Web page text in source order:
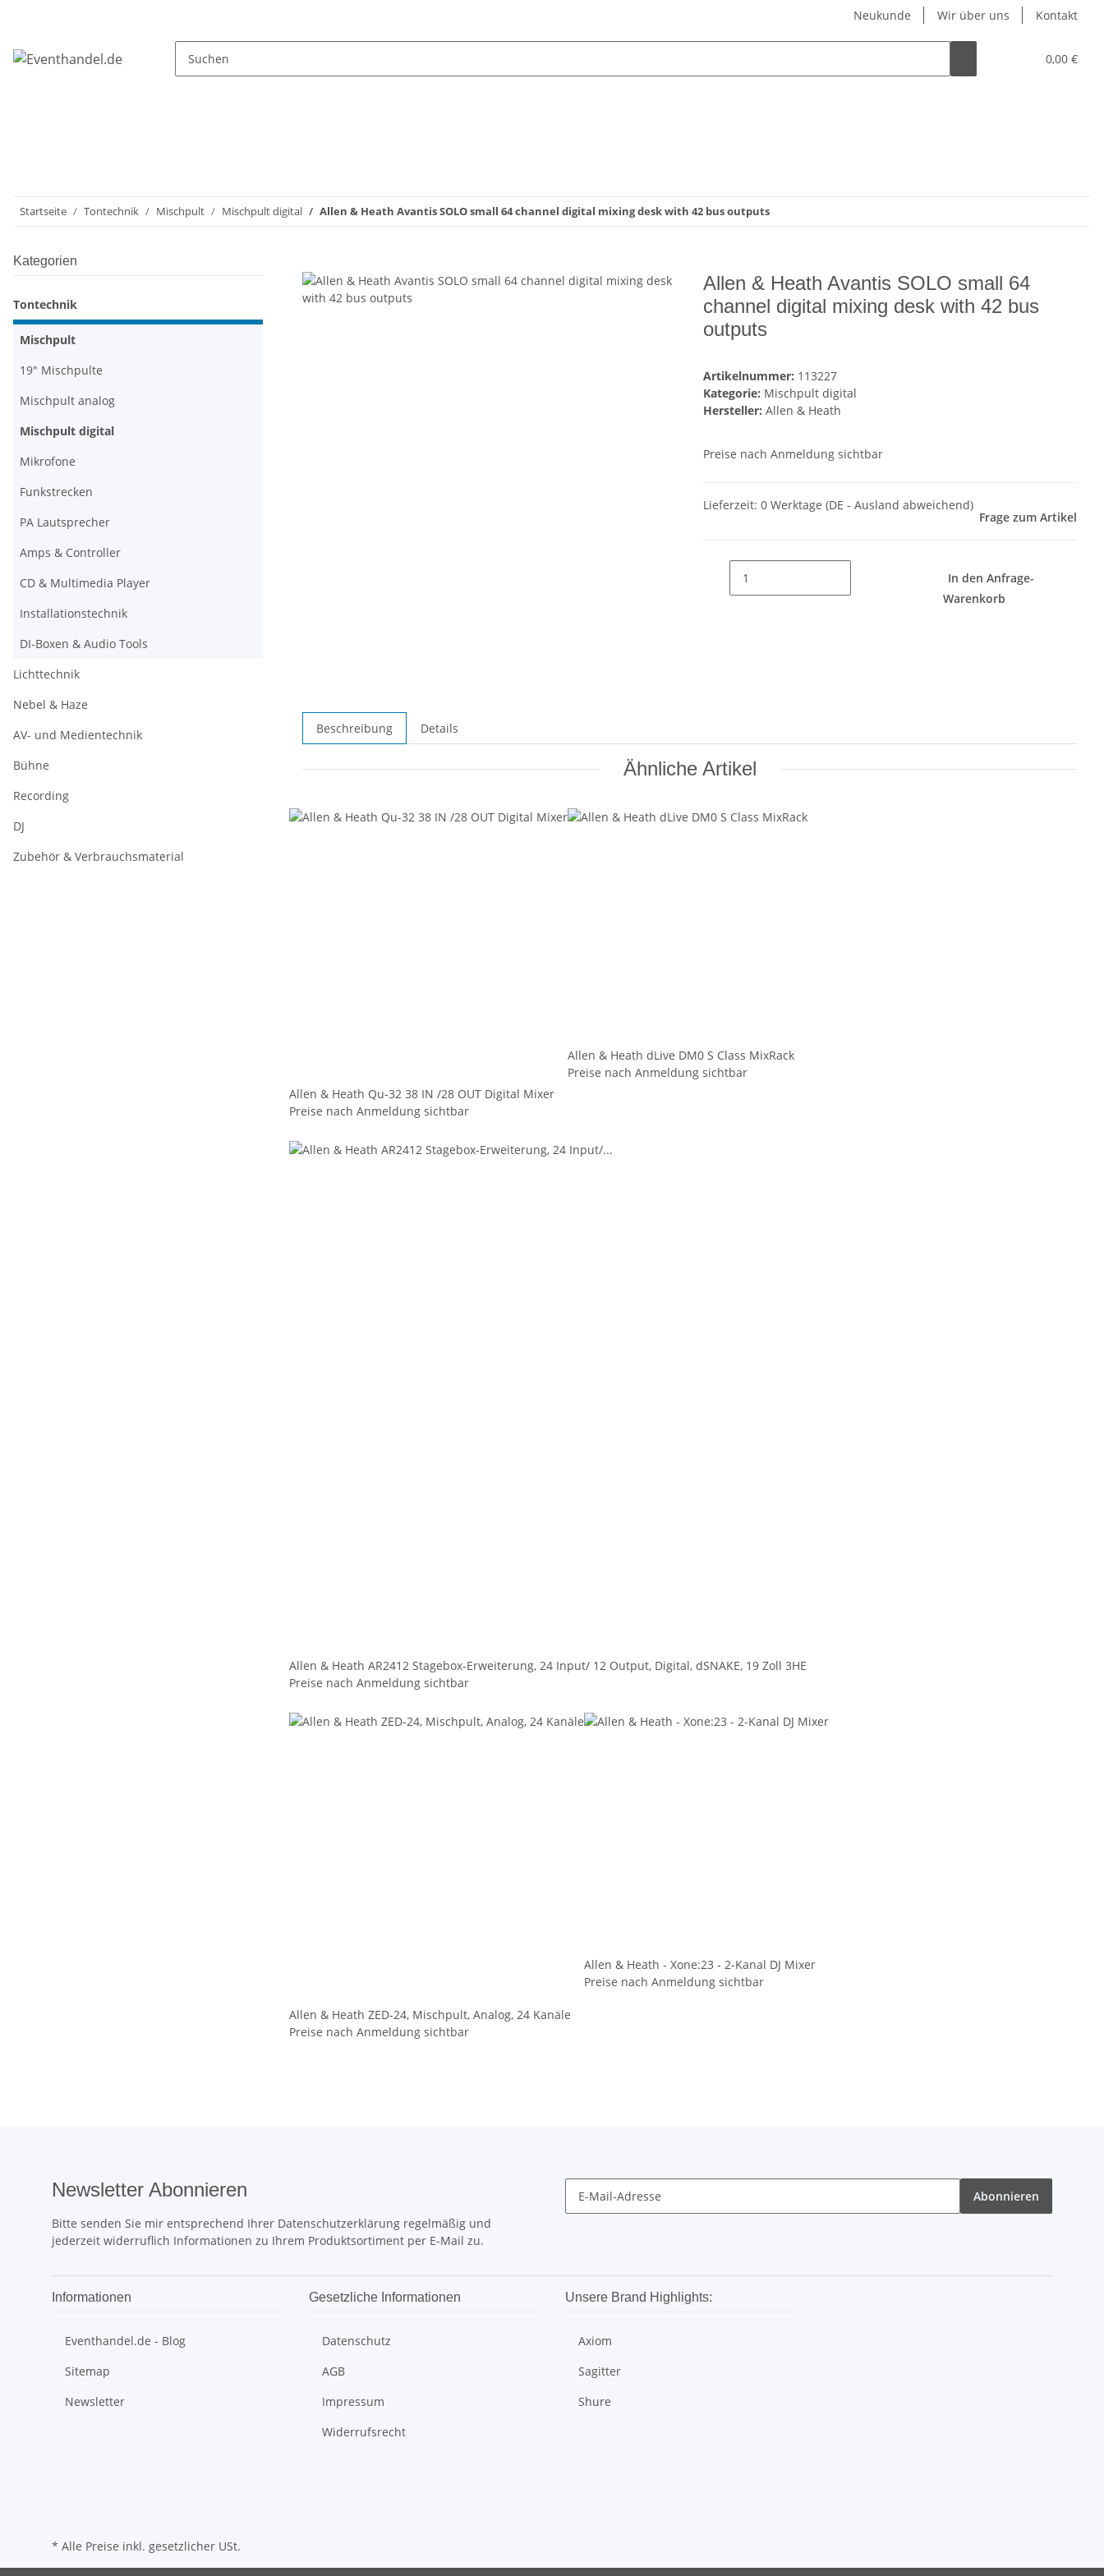
Neukunde Wir über uns Kontakt
0,00 €
Startseite Tontechnik Mischpult Mischpult digital Allen & Heath Avantis SOLO small 64 channel digital mixing desk with 42 bus outputs
Allen & Heath Avantis SOLO small 64
channel digital mixing desk with 42 bus
outputs
Artikelnummer: 113227
Kategorie: Mischpult digital
Hersteller: Allen & Heath
Preise nach Anmeldung sichtbar
Lieferzeit: 0 Werktage (DE - Ausland abweichend)
Frage zum Artikel
In den Anfrage-
Warenkorb
Beschreibung Details
Ähnliche Artikel
Allen & Heath Qu-32 38 IN /28 OUT Digital Mixer
Preise nach Anmeldung sichtbar
Allen & Heath dLive DM0 S Class MixRack
Preise nach Anmeldung sichtbar
Allen & Heath AR2412 Stagebox-Erweiterung, 24 Input/ 12 Output, Digital, dSNAKE, 19 Zoll 3HE
Preise nach Anmeldung sichtbar
Allen & Heath ZED-24, Mischpult, Analog, 24 Kanäle
Preise nach Anmeldung sichtbar
Allen & Heath - Xone:23 - 2-Kanal DJ Mixer
Preise nach Anmeldung sichtbar
Kategorien
Tontechnik
Mischpult
19" Mischpulte
Mischpult analog
Mischpult digital
Mikrofone
Funkstrecken
PA Lautsprecher
Amps & Controller
CD & Multimedia Player
Installationstechnik
DI-Boxen & Audio Tools
Lichttechnik
Nebel & Haze
AV- und Medientechnik
Bühne
Recording
DJ
Zubehör & Verbrauchsmaterial
Newsletter Abonnieren
Bitte senden Sie mir entsprechend Ihrer Datenschutzerklärung regelmäßig und
jederzeit widerruflich Informationen zu Ihrem Produktsortiment per E-Mail zu.
Abonnieren
Informationen
Eventhandel.de - Blog
Sitemap
Newsletter
Gesetzliche Informationen
Datenschutz
AGB
Impressum
Widerrufsrecht
Unsere Brand Highlights:
Axiom
Sagitter
Shure
* Alle Preise inkl. gesetzlicher USt.